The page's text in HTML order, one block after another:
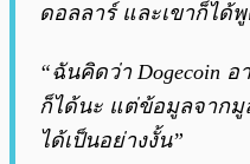
ดอลลาร์ และเขาก็ได้
“ฉันคิดว่า Dogecoin
ก็ได้นะ แต่ข้อมูลจาก
ได้เป็นอย่างงั้น”